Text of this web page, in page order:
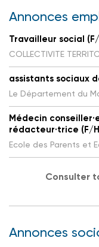
Annonces
Travailleur social
COLLECTIVITE
assistants sociaux
Le Département du
Médecin
rédacteur·trice (F/
Ecole des Parents et
Consulter
Annonces